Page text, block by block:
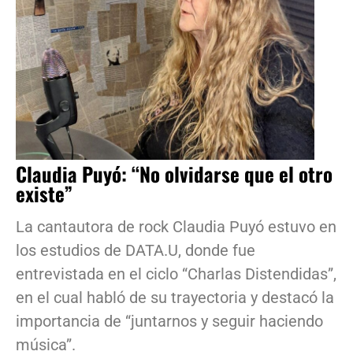
Claudia Puyó: “No olvidarse que el otro
existe”
La cantautora de rock Claudia Puyó estuvo en
los estudios de DATA.U, donde fue
entrevistada en el ciclo “Charlas Distendidas”,
en el cual habló de su trayectoria y destacó la
importancia de “juntarnos y seguir haciendo
música”.